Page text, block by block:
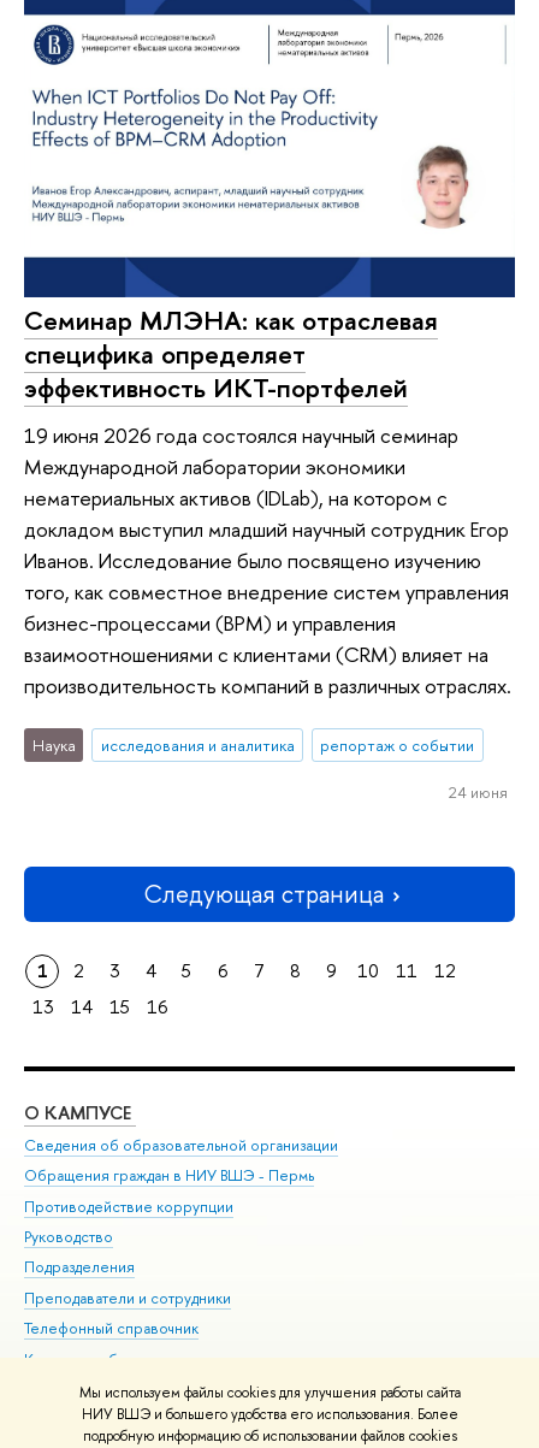
Мы используем файлы cookies для улучшения работы сайта
НИУ ВШЭ и большего удобства его использования. Более
подробную информацию об использовании файлов cookies
Семинар МЛЭНА: как отраслевая
специфика определяет
эффективность ИКТ-портфелей
19 июня 2026 года состоялся научный семинар
Международной лаборатории экономики
нематериальных активов (IDLab), на котором с
докладом выступил младший научный сотрудник Егор
Иванов. Исследование было посвящено изучению
того, как совместное внедрение систем управления
бизнес-процессами (BPM) и управления
взаимоотношениями с клиентами (CRM) влияет на
производительность компаний в различных отраслях.
Наука исследования и аналитика репортаж о событии
24 июня
Следующая страница
1 2 3 4 5 6 7 8 9 10 11
12
13
14 15 16
О КАМПУСЕ
Сведения об образовательной организации
Обращения граждан в НИУ ВШЭ - Пермь
Противодействие коррупции
Руководство
Подразделения
Преподаватели и сотрудники
Телефонный справочник
Корпуса и общежития
ВШЭ для студентов с ограниченными возможностями
здоровья и инвалидностью
Единая платежная страница